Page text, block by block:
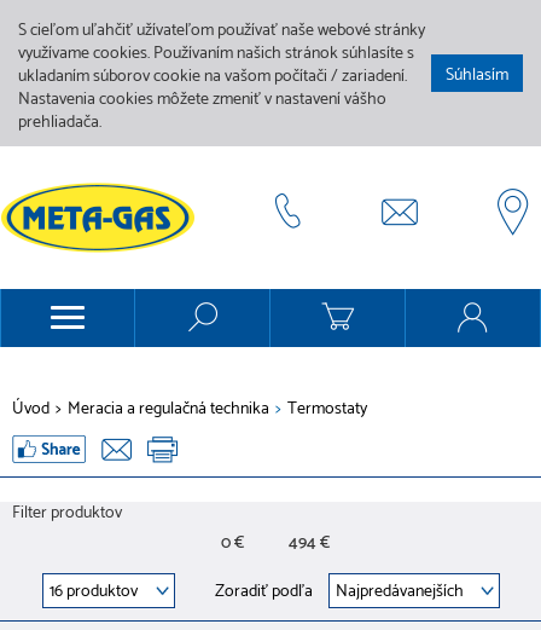
S cieľom uľahčiť užívateľom používať naše webové stránky
využívame cookies. Používaním našich stránok súhlasíte s
ukladaním súborov cookie na vašom počítači / zariadení.
Nastavenia cookies môžete zmeniť v nastavení vášho
prehliadača.
Súhlasím
Úvod > Meracia a regulačná technika > Termostaty
Filter produktov
0 €
494 €
Zoradiť podľa